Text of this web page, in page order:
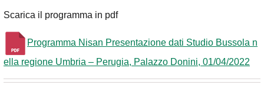
Scarica il programma in pdf
Programma Nisan Presentazione dati Studio Bussola n
ella regione Umbria – Perugia, Palazzo Donini, 01/04/2022